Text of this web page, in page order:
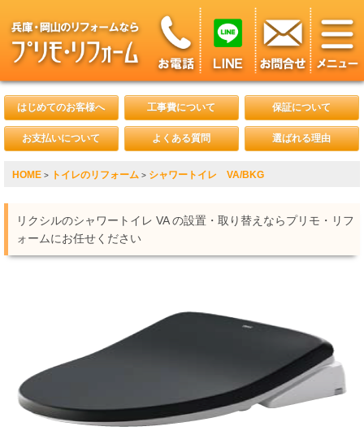
はじめてのお客様へ 工事費について 保証について
お支払いについて よくある質問 選ばれる理由
HOME > トイレのリフォーム > シャワートイレ VA/BKG
リクシルのシャワートイレ VA の設置・取り替えならプリモ・リフ
ォームにお任せください